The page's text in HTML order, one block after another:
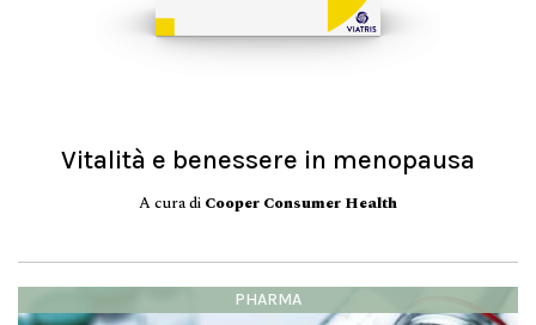
Vitalità e benessere in menopausa
A cura di Cooper Consumer Health
PHARMA